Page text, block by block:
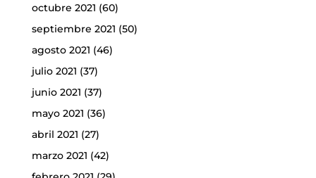
octubre 2021 (60)
septiembre 2021 (50)
agosto 2021 (46)
julio 2021 (37)
junio 2021 (37)
mayo 2021 (36)
abril 2021 (27)
marzo 2021 (42)